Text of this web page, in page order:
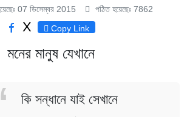
07 ডিসেম্বর 2015
পঠিত হয়েছেঃ 7862
X Copy Link
মনের মানুষ যেখানে
কি সন্ধানে যাই সেখানে